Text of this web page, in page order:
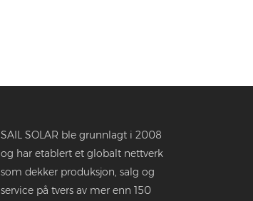
SAIL SOLAR ble grunnlagt i 2008
og har etablert et globalt nettverk
som dekker produksjon, salg og
service på tvers av mer enn 150